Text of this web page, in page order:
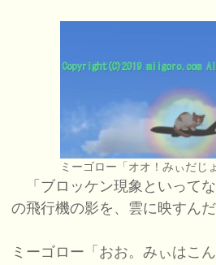
ミーゴロー「オオ！みぃだじ
「ブロッケン現象といって
の飛行機の影を、雲に映すんだ
ミーゴロー「おお。みぃはこ